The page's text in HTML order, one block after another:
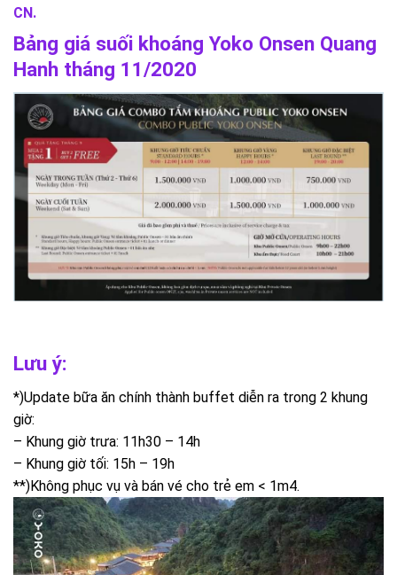
CN.
Bảng giá suối khoáng Yoko Onsen Quang
Hanh tháng 11/2020
Lưu ý:
*)Update bữa ăn chính thành buffet diễn ra trong 2 khung
giờ:
– Khung giờ trưa: 11h30 – 14h
– Khung giờ tối: 15h – 19h
**)Không phục vụ và bán vé cho trẻ em < 1m4.